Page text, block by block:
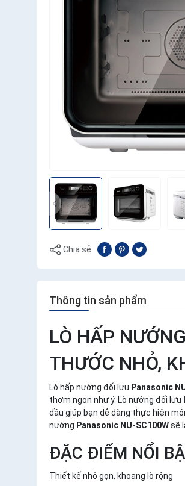
Chia sẻ
Thông tin sản phẩm
LÒ HẤP
THƯỚC NHỎ,
Lò hấp nướng đối lưu Panasonic
thơm ngon như ý. Lò nướng đối lưu
dầu giúp bạn dễ dàng thực hiện
nướng Panasonic NU-SC100Wsẽ
ĐẶC ĐIỂM NỔI
Thiết kế nhỏ gọn, khoang lò rộng